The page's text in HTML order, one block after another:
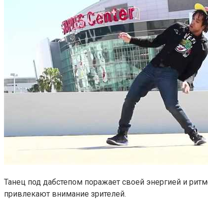
Танец под дабстепом поражает своей энергией и
привлекают внимание зрителей.